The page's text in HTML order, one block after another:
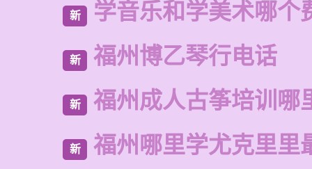
新 学音乐和学美术哪个
新 福州博乙琴行电话
新 福州成人古筝培训哪
新 福州哪里学尤克里里